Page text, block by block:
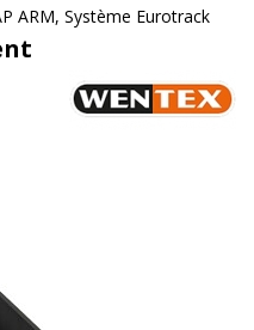
ARM, Système Eurotrack